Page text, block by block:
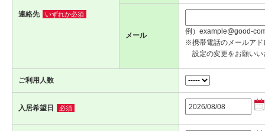
連絡先 いずれか必須
メール
例）example@good-
※携帯電話のメールアド
設定の変更をお願いい
ご利用人数
入居希望日 必須